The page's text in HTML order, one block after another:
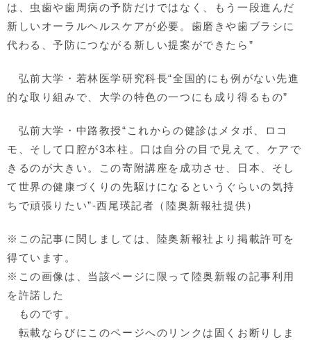
は、虫歯や歯周病の予防だけではなく、もう一段進んだ
新しいオーラルヘルスケアが必要。歯磨きや歯ブラシに
代わる、予防につながる新しい提案ができたら”
弘前大学・若林医学研究科長“全国的にも例がない先進
的な取り組みで、大学の特色の一つにも成り得るもの”
弘前大学・中路教授“これからの健診はメタボ、ロコ
モ、そして口腔が3本柱。口は自分の目で見えて、ケアで
きるのが大きい。この寄附講座を成功させ、日本、そし
て世界の健康づくりの先駆けになるというぐらいの気持
ちで頑張りたい”-西尾瑛記者（陸奥新報社提供）
※この記事に関しましては、陸奥新報社より掲載許可を
得ています。
※この画像は、当該ページに限って陸奥新報の記事利用
を許諾した
ものです。
転載ならびにこのページへのリンクは固くお断りしま